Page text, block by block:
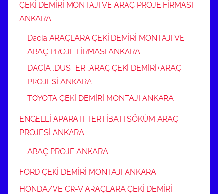
ÇEKİ DEMİRİ MONTAJI VE ARAÇ PROJE FİRMASI
ANKARA
Dacia ARAÇLARA ÇEKİ DEMİRİ MONTAJI VE
ARAÇ PROJE FİRMASI ANKARA
DACİA ,DUSTER ,ARAÇ ÇEKİ DEMİRİ+ARAÇ
PROJESİ ANKARA
TOYOTA ÇEKİ DEMİRİ MONTAJI ANKARA
ENGELLİ APARATI TERTİBATI SÖKÜM ARAÇ
PROJESİ ANKARA
ARAÇ PROJE ANKARA
FORD ÇEKİ DEMİRİ MONTAJI ANKARA
HONDA/VE CR-V ARAÇLARA ÇEKİ DEMİRİ